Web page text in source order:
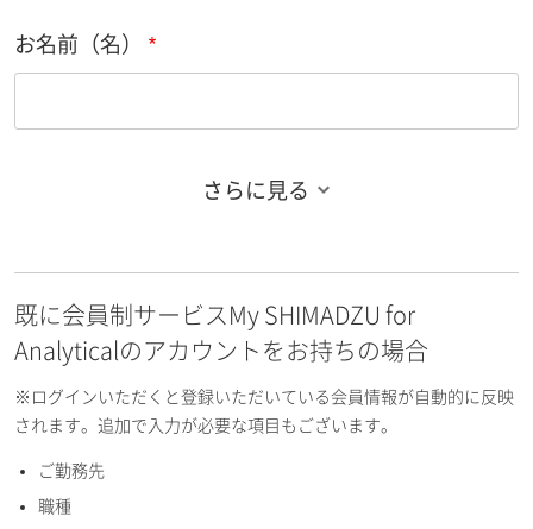
お名前（名）
お名前フリガナ（名）
E-mailアドレス（半角英数）
さらに見る
既に会員制サービスMy SHIMADZU for
Analyticalのアカウントをお持ちの場合
※ログインいただくと登録いただいている会員情報が自動的に反映
されます。追加で入力が必要な項目もございます。
ご勤務先
職種